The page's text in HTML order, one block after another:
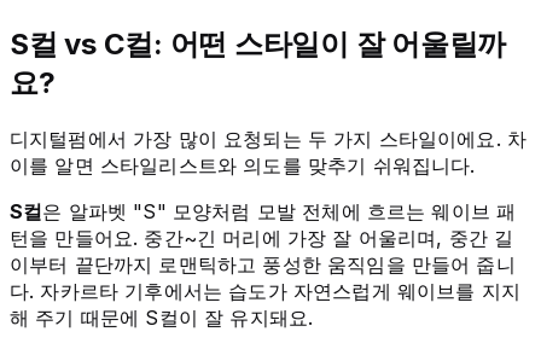
S컬 vs C컬: 어떤 스타일이 잘 어울릴까
요?
디지털펌에서 가장 많이 요청되는 두 가지 스타일이에요. 차
이를 알면 스타일리스트와 의도를 맞추기 쉬워집니다.
S컬은 알파벳 "S" 모양처럼 모발 전체에 흐르는 웨이브 패
턴을 만들어요. 중간~긴 머리에 가장 잘 어울리며, 중간 길
이부터 끝단까지 로맨틱하고 풍성한 움직임을 만들어 줍니
다. 자카르타 기후에서는 습도가 자연스럽게 웨이브를 지지
해 주기 때문에 S컬이 잘 유지돼요.